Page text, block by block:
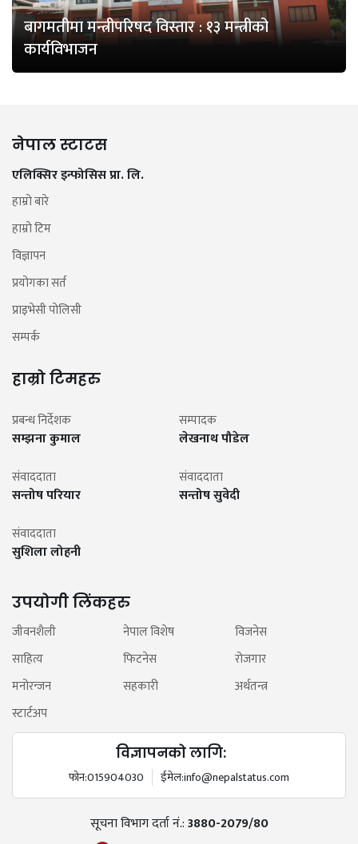
बागमतीमा मन्त्रीपरिषद विस्तार : १३ मन्त्रीको
कार्यविभाजन
नेपाल स्टाटस
एलिक्सिर इन्फोसिस प्रा. लि.
हाम्रो बारे
हाम्रो टिम
विज्ञापन
प्रयोगका सर्त
प्राइभेसी पोलिसी
सम्पर्क
हाम्रो टिमहरु
प्रबन्ध निर्देशक
सम्झना कुमाल
सम्पादक
लेखनाथ पौडेल
संवाददाता
सन्तोष परियार
संवाददाता
सन्तोष सुवेदी
संवाददाता
सुशिला लोहनी
उपयोगी लिंकहरु
जीवनशैली नेपाल विशेष
विजनेस
साहित्य
फिटनेस
रोजगार
मनोरन्जन
सहकारी
अर्थतन्त्र
स्टार्टअप
विज्ञापनको लागि:
फोन:015904030 ईमेल:info@nepalstatus.com
सूचना विभाग दर्ता नं.:3880-2079/80